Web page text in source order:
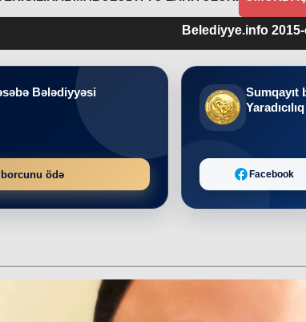
Belediyye.info 2015-ci ilin may
Bələdiyyəsi
ödə
Sumqayıt
Facebook